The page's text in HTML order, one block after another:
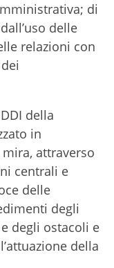
di
delle
relazioni con
della
in
mira, attraverso
centrali e
delle
degli
degli ostacoli e
della